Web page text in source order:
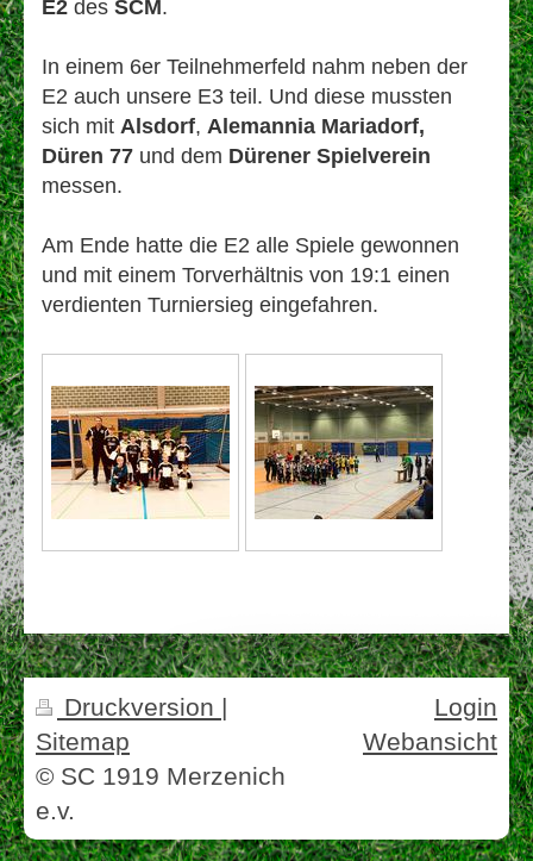
E2 des SCM.
In einem 6er Teilnehmerfeld nahm neben der
E2 auch unsere E3 teil. Und diese mussten
sich mit Alsdorf, Alemannia Mariadorf,
Düren 77 und dem Dürener Spielverein
messen.
Am Ende hatte die E2 alle Spiele gewonnen
und mit einem Torverhältnis von 19:1 einen
verdienten Turniersieg eingefahren.
Druckversion |
Sitemap
© SC 1919 Merzenich
e.v.
Login
Webansicht